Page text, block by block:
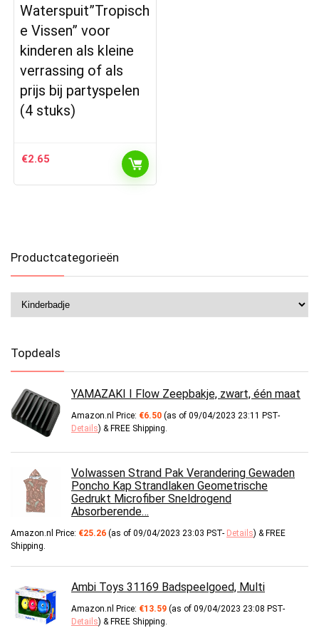
Waterspuit”Tropisch
e Vissen” voor
kinderen als kleine
verrassing of als
prijs bij partyspelen
(4 stuks)
€2.65
Productcategorieën
Topdeals
YAMAZAKI I Flow Zeepbakje, zwart, één maat
Amazon.nl Price: €6.50 (as of 09/04/2023 23:11 PST-
Details) & FREE Shipping.
Volwassen Strand Pak Verandering Gewaden
Poncho Kap Strandlaken Geometrische
Gedrukt Microfiber Sneldrogend
Absorberende…
Amazon.nl Price: €25.26 (as of 09/04/2023 23:03 PST- Details) & FREE
Shipping.
Ambi Toys 31169 Badspeelgoed, Multi
Amazon.nl Price: €13.59 (as of 09/04/2023 23:08 PST-
Details) & FREE Shipping.